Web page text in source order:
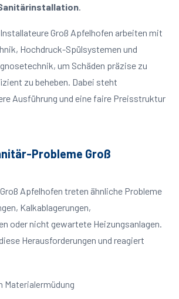
.
Groß Apfelhofen arbeiten mit
Hochdruck-Spülsystemen und
um Schäden präzise zu
zu beheben. Dabei steht
Ausführung und eine faire Preisstruktur
Probleme Groß
Apfelhofen treten ähnliche Probleme
Kalkablagerungen,
oder nicht gewartete Heizungsanlagen.
Herausforderungen und reagiert
Materialermüdung